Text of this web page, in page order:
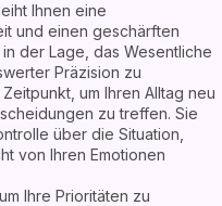
Ihnen eine
und einen geschärften
der Lage, das Wesentliche
Präzision zu
um Ihren Alltag neu
zu treffen. Sie
über die Situation,
von Ihren Emotionen
Ihre Prioritäten zu